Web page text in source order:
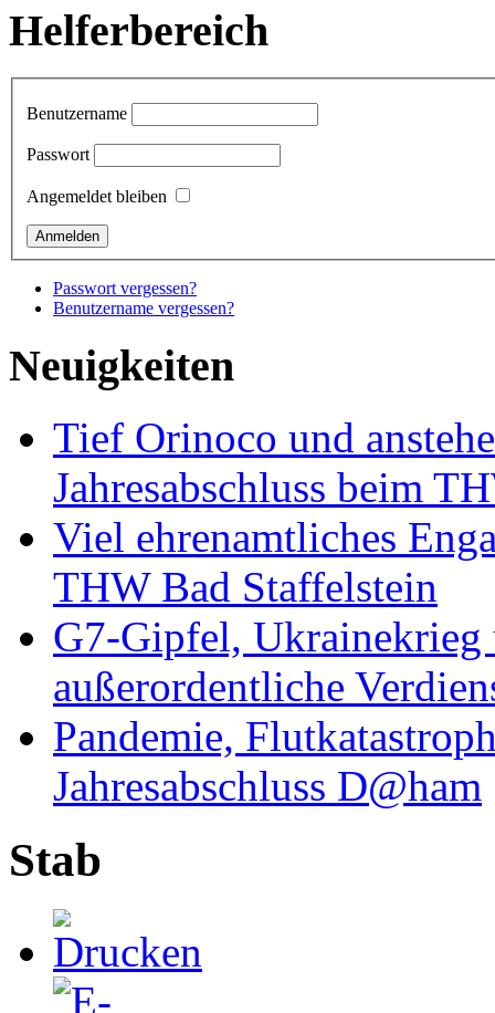
Helferbereich
Benutzername
Passwort
Angemeldet bleiben
Passwort vergessen?
Benutzername vergessen?
Neuigkeiten
Tief Orinoco und
Jahresabschluss beim
Viel ehrenamtliches
THW Bad Staffelstein
G7-Gipfel, Ukrainekrieg
außerordentliche
Pandemie,
Jahresabschluss D@ham
Stab